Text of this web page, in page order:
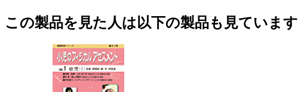
この製品を見た人は以下の製品も見ています